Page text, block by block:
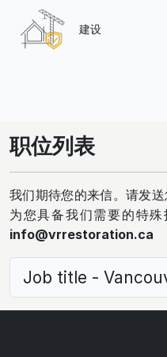
建设
职位列表
我们期待您的来信。请发
为您具备我们需要的特
info@vrrestoration.ca
Job title -